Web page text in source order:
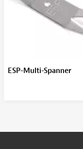
ESP-Multi-Spanner